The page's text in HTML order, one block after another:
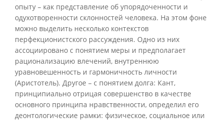
опыту – как представление об упорядоченности и
одухотворенности склонностей человека. На этом фоне
можно выделить несколько контекстов
перфекционистского рассуждения. Одно из них
ассоциировано с понятием меры и предполагает
рационализацию влечений, внутреннюю
уравновешенность и гармоничность личности
(Аристотель). Другое – с понятием долга: Кант,
принципиально отрицая совершенство в качестве
основного принципа нравственности, определил его
деонтологические рамки: физическое, социальное или